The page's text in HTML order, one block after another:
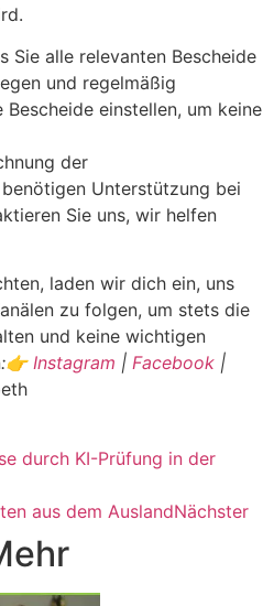
Sie alle relevanten Bescheide
und regelmäßig
einstellen, um keine
der
Unterstützung bei
Sie uns, wir helfen
laden wir dich ein, uns
zu folgen, um stets die
und keine wichtigen
:👉 Instagram | Facebook |
durch KI-Prüfung in der
aus dem AuslandNächster